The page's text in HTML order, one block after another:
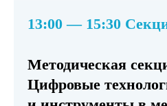
13:00 — 15:30
Методическая
Цифровые